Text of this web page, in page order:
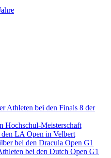
Athleten bei den Finals 8 der
Hochschul-Meisterschaft
LA Open in Velbert
bei den Dracula Open G1
bei den Dutch Open G1